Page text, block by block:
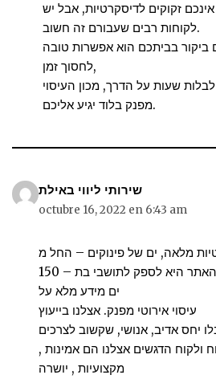
זקוקים לדיסקרטיות, אבל יש
לקוחות רבים שעבורם זה חשוב.
ביקור בביתכם הוא אפשרות טובה
לחסוך זמן,
שעות על הדרך, מכון העיסוי
מפנק בלוד יגיע אליכם.
שירותי ליווי באילת
octubre 16, 2022 en 6:43 am
מלאה, ים של פינוקים – החל מ
150 – שווה! המטרה היחידה של האתר היא לספק לתושבי בת
ים מידע מלא על
עיסוי אירוטי מפנק. אצלנו בייעוץ
יחס אדיב, אנושי, שקשוב לצרכים
ולקוח הדגשים אצלנו הם אמינות ,
מקצועיות , יושרה